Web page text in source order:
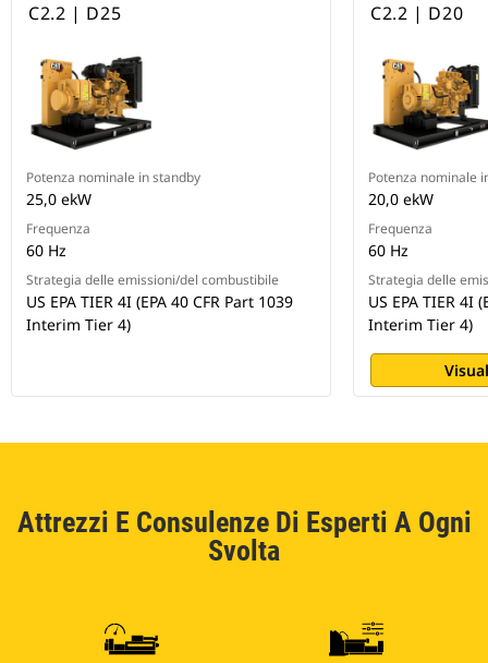
C2.2 | D25
Potenza nominale in standby
25,0 ekW
Frequenza
60 Hz
Strategia delle emissioni/del combustibile
US EPA TIER 4I (EPA 40 CFR Part 1039
Interim Tier 4)
C2.2 | D20
Potenza nominale
20,0 ekW
Frequenza
60 Hz
Strategia delle
US EPA TIER 4I
Interim Tier 4)
Attrezzi E Consulenze Di Esperti A Ogni
Svolta